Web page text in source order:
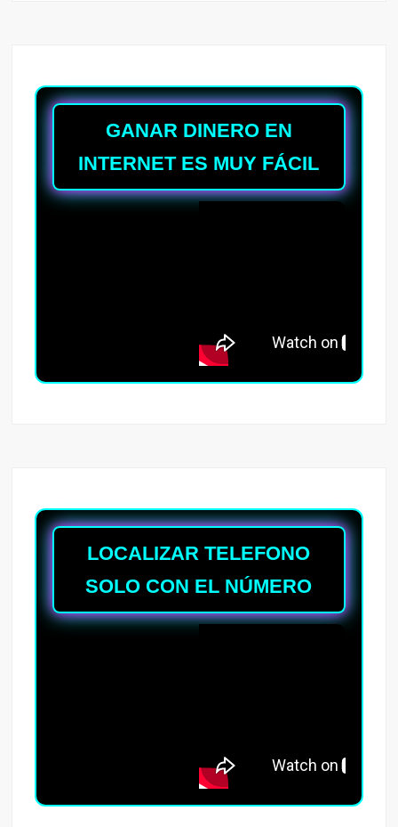
GANAR DINERO EN
INTERNET ES MUY FÁCIL
LOCALIZAR TELEFONO
SOLO CON EL NÚMERO